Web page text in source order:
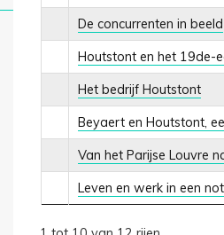
De concurrenten in beeld
Houtstont en het 19de-
Het bedrijf Houtstont
Beyaert en Houtstont,
Van het Parijse Louvre
Leven en werk in een